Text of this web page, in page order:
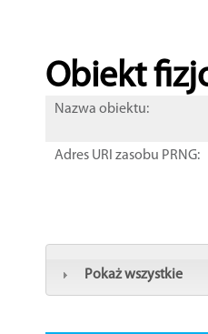
Obiekt
Nazwa obiektu:
Adres URI zasobu PRNG:
Pokaż wszystkie